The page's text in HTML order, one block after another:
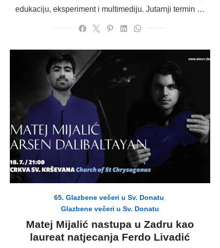
edukaciju, eksperiment i multimediju. Jutarnji termin …
65. Glazbene večeri u Sv. Donatu
Glazbene večeri u Sv. Donatu
Matej Mijalić nastupa u Zadru kao
laureat natjecanja Ferdo Livadić